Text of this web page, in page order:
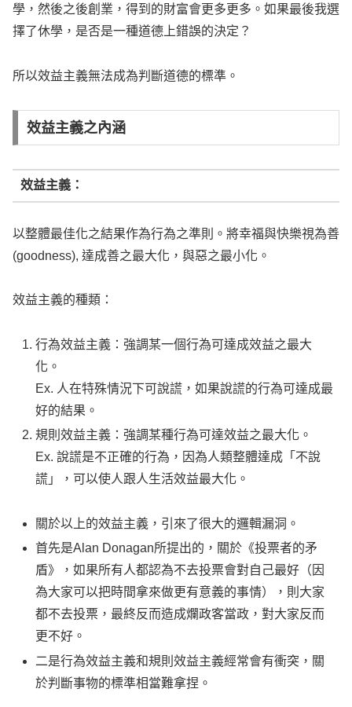
學，然後之後創業，得到的財富會更多更多。如果最後我選
擇了休學，是否是一種道德上錯誤的決定？
所以效益主義無法成為判斷道德的標準。
效益主義之內涵
效益主義：
以整體最佳化之結果作為行為之準則。將幸福與快樂視為善
(goodness), 達成善之最大化，與惡之最小化。
效益主義的種類：
行為效益主義：強調某一個行為可達成效益之最大
化。
Ex. 人在特殊情況下可說謊，如果說謊的行為可達成最
好的結果。
規則效益主義：強調某種行為可達效益之最大化。
Ex. 說謊是不正確的行為，因為人類整體達成「不說
謊」，可以使人跟人生活效益最大化。
關於以上的效益主義，引來了很大的邏輯漏洞。
首先是Alan Donagan所提出的，關於《投票者的矛
盾》，如果所有人都認為不去投票會對自己最好（因
為大家可以把時間拿來做更有意義的事情），則大家
都不去投票，最終反而造成爛政客當政，對大家反而
更不好。
二是行為效益主義和規則效益主義經常會有衝突，關
於判斷事物的標準相當難拿捏。